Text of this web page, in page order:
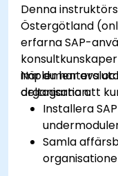
Denna
Östergötland
erfarna SAP-
implementera
organisation.
När du har
deltagarna att
Installera
Samla